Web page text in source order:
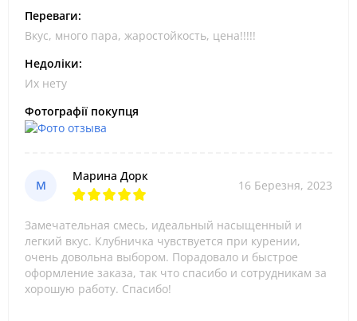
Переваги:
Вкус, много пара, жаростойкость, цена!!!!!
Недоліки:
Их нету
Фотографії покупця
М
Марина Дорк
16 Березня, 2023
Замечательная смесь, идеальный насыщенный и
легкий вкус. Клубничка чувствуется при курении,
очень довольна выбором. Порадовало и быстрое
оформление заказа, так что спасибо и сотрудникам за
хорошую работу. Спасибо!